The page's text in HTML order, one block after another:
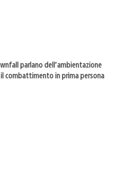
parlano dell’ambientazione
combattimento in prima persona